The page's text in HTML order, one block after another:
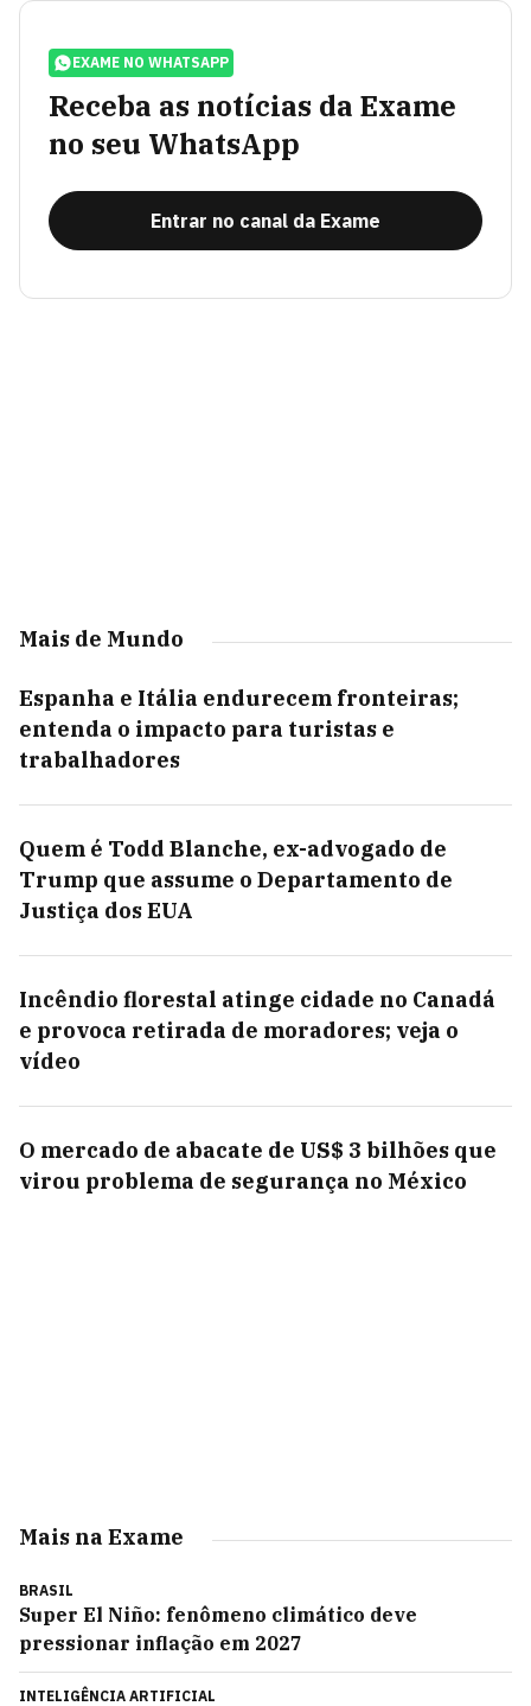
EXAME NO WHATSAPP
Receba as notícias da Exame
no seu WhatsApp
Entrar no canal da Exame
Mais de Mundo
Espanha e Itália endurecem fronteiras;
entenda o impacto para turistas e
trabalhadores
Quem é Todd Blanche, ex-advogado de
Trump que assume o Departamento de
Justiça dos EUA
Incêndio florestal atinge cidade no Canadá
e provoca retirada de moradores; veja o
vídeo
O mercado de abacate de US$ 3 bilhões que
virou problema de segurança no México
Mais na Exame
BRASIL
Super El Niño: fenômeno climático deve
pressionar inflação em 2027
INTELIGÊNCIA ARTIFICIAL